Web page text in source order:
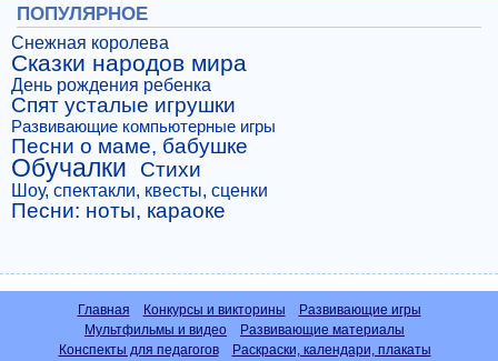
ПОПУЛЯРНОЕ
Снежная королева
Сказки народов мира
День рождения ребенка
Спят усталые игрушки
Развивающие компьютерные игры
Песни о маме, бабушке
Обучалки Стихи
Шоу, спектакли, квесты, сценки
Песни: ноты, караоке
Главная Конкурсы и викторины
Развивающие игры
Мультфильмы и видео
Развивающие материалы
Конспекты для педагогов
Раскраски, календари, плакаты